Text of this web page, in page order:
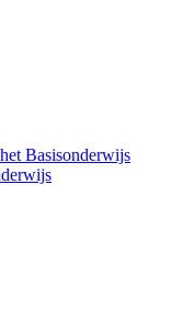
Basisonderwijs